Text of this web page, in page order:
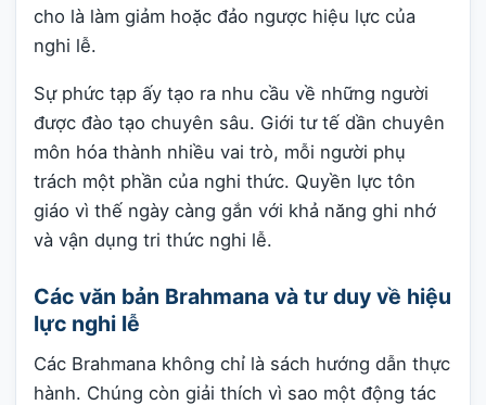
cho là làm giảm hoặc đảo ngược hiệu lực của
nghi lễ.
Sự phức tạp ấy tạo ra nhu cầu về những người
được đào tạo chuyên sâu. Giới tư tế dần chuyên
môn hóa thành nhiều vai trò, mỗi người phụ
trách một phần của nghi thức. Quyền lực tôn
giáo vì thế ngày càng gắn với khả năng ghi nhớ
và vận dụng tri thức nghi lễ.
Các văn bản Brahmana và tư duy về hiệu
lực nghi lễ
Các Brahmana không chỉ là sách hướng dẫn thực
hành. Chúng còn giải thích vì sao một động tác